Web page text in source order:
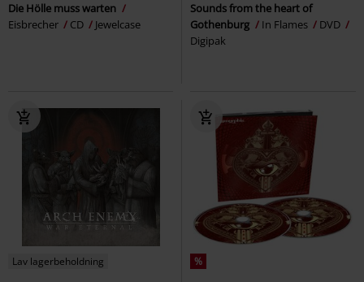
Die Hölle muss warten
Eisbrecher
CD Jewelcase
Sounds from the heart of
Gothenburg
In Flames
DVD
Digipak
Lav lagerbeholdning %